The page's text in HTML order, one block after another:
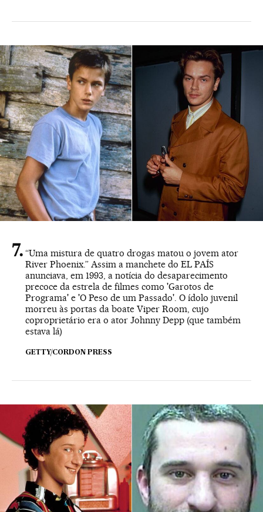
“Uma mistura de quatro drogas matou o jovem ator
River Phoenix.” Assim a manchete do EL PAÍS
anunciava, em 1993, a notícia do desaparecimento
precoce da estrela de filmes como 'Garotos de
Programa' e 'O Peso de um Passado'. O ídolo juvenil
morreu às portas da boate Viper Room, cujo
coproprietário era o ator Johnny Depp (que também
estava lá)
GETTY/CORDON PRESS